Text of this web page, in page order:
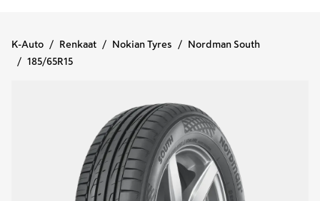
K-Auto Renkaat Nokian Tyres
Nordman South
185/65R15